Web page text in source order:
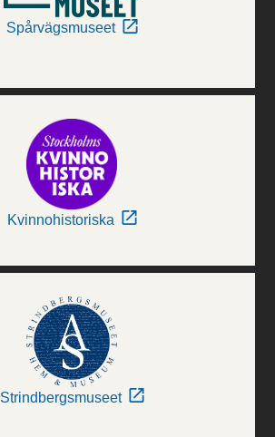
Spårvägsmuseet
Kvinnohistoriska
Strindbergsmuseet